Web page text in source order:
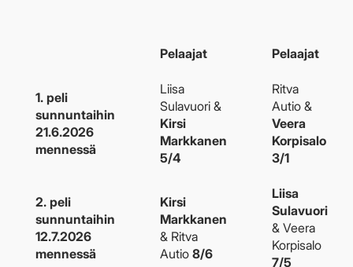
Pelaajat Pelaajat
1. peli
sunnuntaihin
21.6.2026
mennessä
Liisa
Sulavuori &
Kirsi
Markkanen
5/4
Ritva
Autio &
Veera
Korpisalo
3/1
2. peli
sunnuntaihin
12.7.2026
mennessä
Kirsi
Markkanen
& Ritva
Autio 8/6
Liisa
Sulavuori
& Veera
Korpisalo
7/5